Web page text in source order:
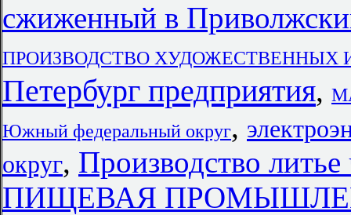
сжиженный в
ПРОИЗВОДСТВО ХУДОЖЕСТВЕННЫХ
Петербург предприятия,
Южный федеральный округ,
округ, Производство
ПИЩЕВАЯ